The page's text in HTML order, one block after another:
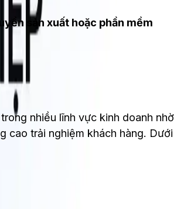
sản xuất hoặc phần mềm
nhiều lĩnh vực kinh doanh nhờ
cao trải nghiệm khách hàng. Dưới